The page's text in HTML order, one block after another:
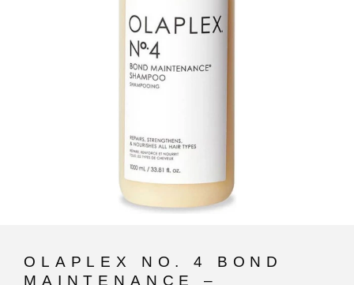
OLAPLEX NO. 4 BOND
MAINTENANCE –